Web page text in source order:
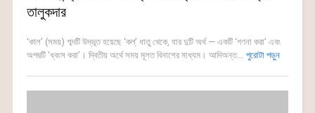
তালুকদার
‘কাল’ (সময়) শব্দটি উদ্ভূত হয়েছে ‘কল্’ ধাতু থেকে, যার দুটি অর্থ — একটি ‘গণনা করা’ এবং
অপরটি ‘ধ্বংস করা’। দ্বিতীয় অর্থে সময় মূলত বিনাশের মাধ্যম। আদিঅন্ত... পুরোটা পড়ুন